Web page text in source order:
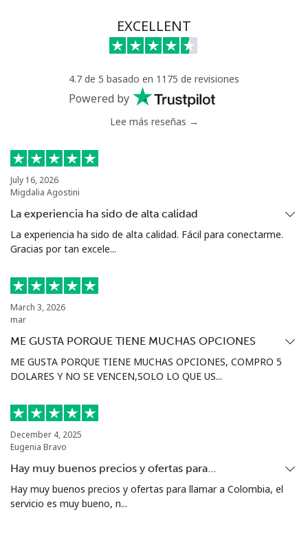
EXCELLENT
4.7 de 5 basado en 1175 de revisiones
Powered by
Lee más reseñas →
July 16, 2026
Migdalia Agostini
La experiencia ha sido de alta calidad
La experiencia ha sido de alta calidad. Fácil para conectarme.
Gracias por tan excele...
March 3, 2026
mar
ME GUSTA PORQUE TIENE MUCHAS OPCIONES
ME GUSTA PORQUE TIENE MUCHAS OPCIONES, COMPRO 5
DOLARES Y NO SE VENCEN,SOLO LO QUE US...
December 4, 2025
Eugenia Bravo
Hay muy buenos precios y ofertas para…
Hay muy buenos precios y ofertas para llamar a Colombia, el
servicio es muy bueno, n...